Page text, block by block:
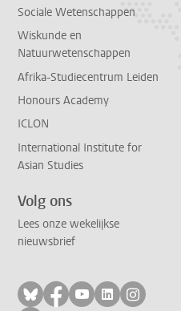
Sociale Wetenschappen
Wiskunde en
Natuurwetenschappen
Afrika-Studiecentrum Leiden
Honours Academy
ICLON
International Institute for
Asian Studies
Volg ons
Lees onze wekelijkse
nieuwsbrief
Volg ons op bluesky
Volg ons op
Volg ons op
Volg ons
Volg